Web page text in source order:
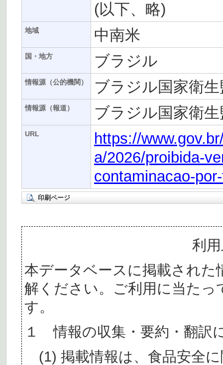
(以下、略)
地域 中南米
国・地方 ブラジル
情報源（公的機関） ブラジル国家衛
情報源（報道） ブラジル国家衛
URL
https://
a/2026/proibida-
contaminacao-
印刷ページ
利
本データベースに掲載された
解ください。ご利用に当た
す。
１ 情報の収集・要約・翻訳
(1) 掲載情報は、食品安全